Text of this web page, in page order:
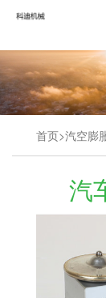
首页 汽空膨
汽